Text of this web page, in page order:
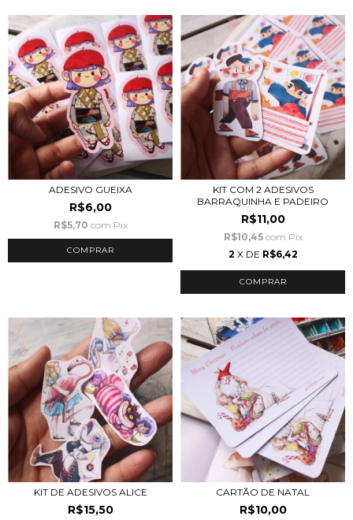
ADESIVO GUEIXA
R$6,00
R$5,70 com Pix
KIT COM 2 ADESIVOS
BARRAQUINHA E PADEIRO
R$11,00
R$10,45 com Pix
2 X DE R$6,42
KIT DE ADESIVOS ALICE
R$15,50
CARTÃO DE NATAL
R$10,00